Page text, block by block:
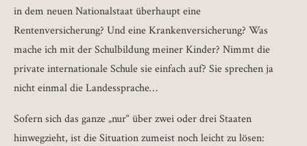
in dem neuen Nationalstaat überhaupt eine
Rentenversicherung? Und eine Krankenversicherung? Was
mache ich mit der Schulbildung meiner Kinder? Nimmt die
private internationale Schule sie einfach auf? Sie sprechen ja
nicht einmal die Landessprache…
Sofern sich das ganze „nur“ über zwei oder drei Staaten
hinwegzieht, ist die Situation zumeist noch leicht zu lösen: